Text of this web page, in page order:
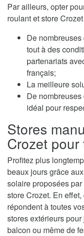
Par ailleurs, opter
roulant et store
De
tout à des
partenariats
français;
La meilleure
De
idéal pour
Stores
Crozet
Profitez plus
beaux jours grâce
solaire proposées
store Crozet. En
répondent à toutes
stores extérieurs
balcon ou même de